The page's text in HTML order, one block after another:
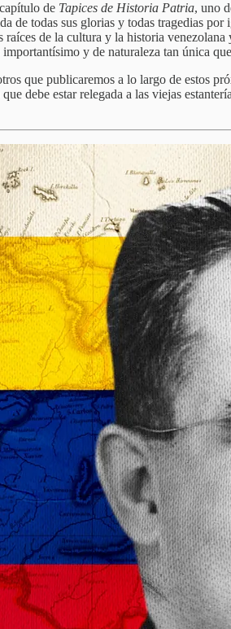
de Tapices de Historia Patria, uno
de todas sus glorias y todas tragedias
de la cultura y la historia
y de naturaleza tan única
que publicaremos a lo largo de estos
debe estar relegada a las viejas